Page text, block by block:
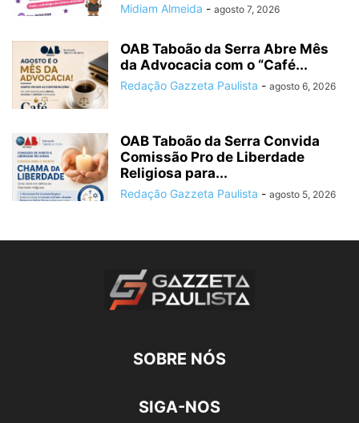
Midiam Almeida - agosto 7, 2026
OAB Taboão da Serra Abre Mês
da Advocacia com o “Café...
Redação Gazzeta Paulista - agosto 6, 2026
OAB Taboão da Serra Convida
Comissão Pro de Liberdade
Religiosa para...
Redação Gazzeta Paulista - agosto 5, 2026
SOBRE NÓS
SIGA-NOS